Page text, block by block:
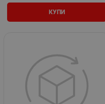
КУПИ